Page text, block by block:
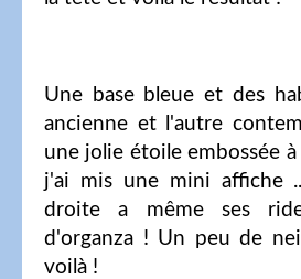
Une base bleue et des
ancienne et l'autre
une jolie étoile embossée
j'ai mis une mini affiche
droite a même ses
d'organza ! Un peu de
voilà !